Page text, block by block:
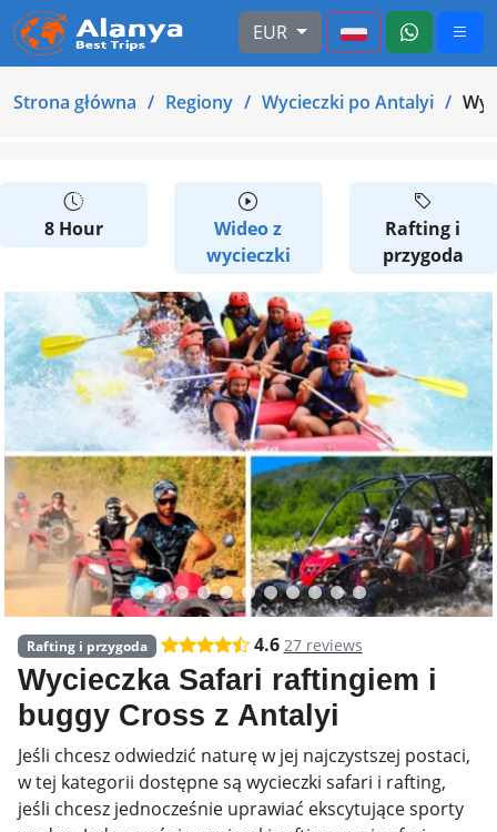
EUR
Strona główna Regiony Wycieczki po Antalyi
8 Hour
Wideo z
wycieczki
Rafting i
przygoda
Rafting i przygoda 4.6 27 reviews
Wycieczka Safari raftingiem i
buggy Cross z Antalyi
Jeśli chcesz odwiedzić naturę w jej najczystszej postaci,
w tej kategorii dostępne są wycieczki safari i rafting,
jeśli chcesz jednocześnie uprawiać ekscytujące sporty